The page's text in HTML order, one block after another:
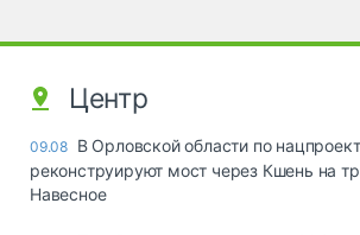
Центр
09.08 В Орловской области по
реконструируют мост через Кшень на
Навесное